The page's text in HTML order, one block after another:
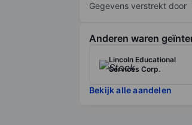
Gegevens verstrekt door
Anderen waren
Lincoln Educational
Services Corp.
Bekijk alle aandelen